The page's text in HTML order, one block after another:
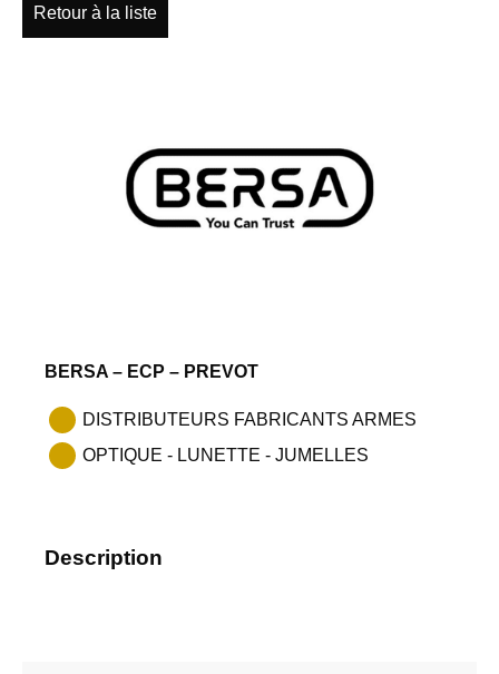
Retour à la liste
BERSA – ECP – PREVOT
DISTRIBUTEURS FABRICANTS ARMES
OPTIQUE - LUNETTE - JUMELLES
Description